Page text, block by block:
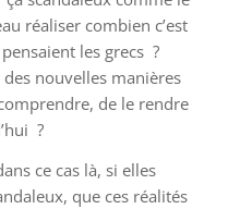
réaliser combien c’est
les grecs ?
nouvelles manières
de le rendre
?
ce cas là, si elles
que ces réalités